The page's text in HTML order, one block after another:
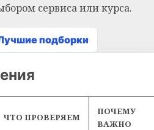
сервиса или курса.
подборки
ЧТО ПРОВЕРЯЕМ
ПОЧЕМУ
ВАЖНО